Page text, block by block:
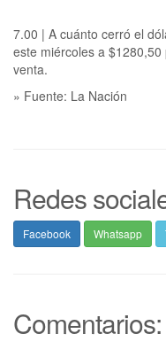
7.00 | A cuánto cerró el
este miércoles a
venta.
» Fuente: La Nación
Redes
Facebook Whatsapp
Comentarios: